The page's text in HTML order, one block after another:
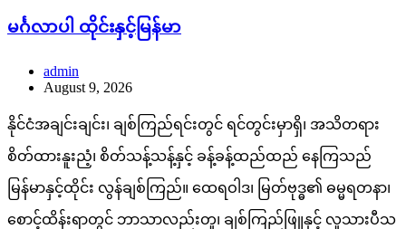
မင်္ဂလာပါ ထိုင်းနှင့်မြန်မာ
admin
August 9, 2026
နိုင်ငံအချင်းချင်း၊ ချစ်ကြည်ရင်းတွင် ရင်တွင်းမှာရှိ၊ အသိတရား
စိတ်ထားနူးညံ့၊ စိတ်သန့်သန့်နှင့် ခန့်ခန့်ထည်ထည် နေကြသည်
မြန်မာနှင့်ထိုင်း လွန်ချစ်ကြည်။ ထေရဝါဒ၊ မြတ်ဗုဒ္ဓ၏ ဓမ္မရတနာ၊
စောင့်ထိန်းရာတွင် ဘာသာလည်းတူ၊ ချစ်ကြည်ဖြူနှင့် လူသားပီသ